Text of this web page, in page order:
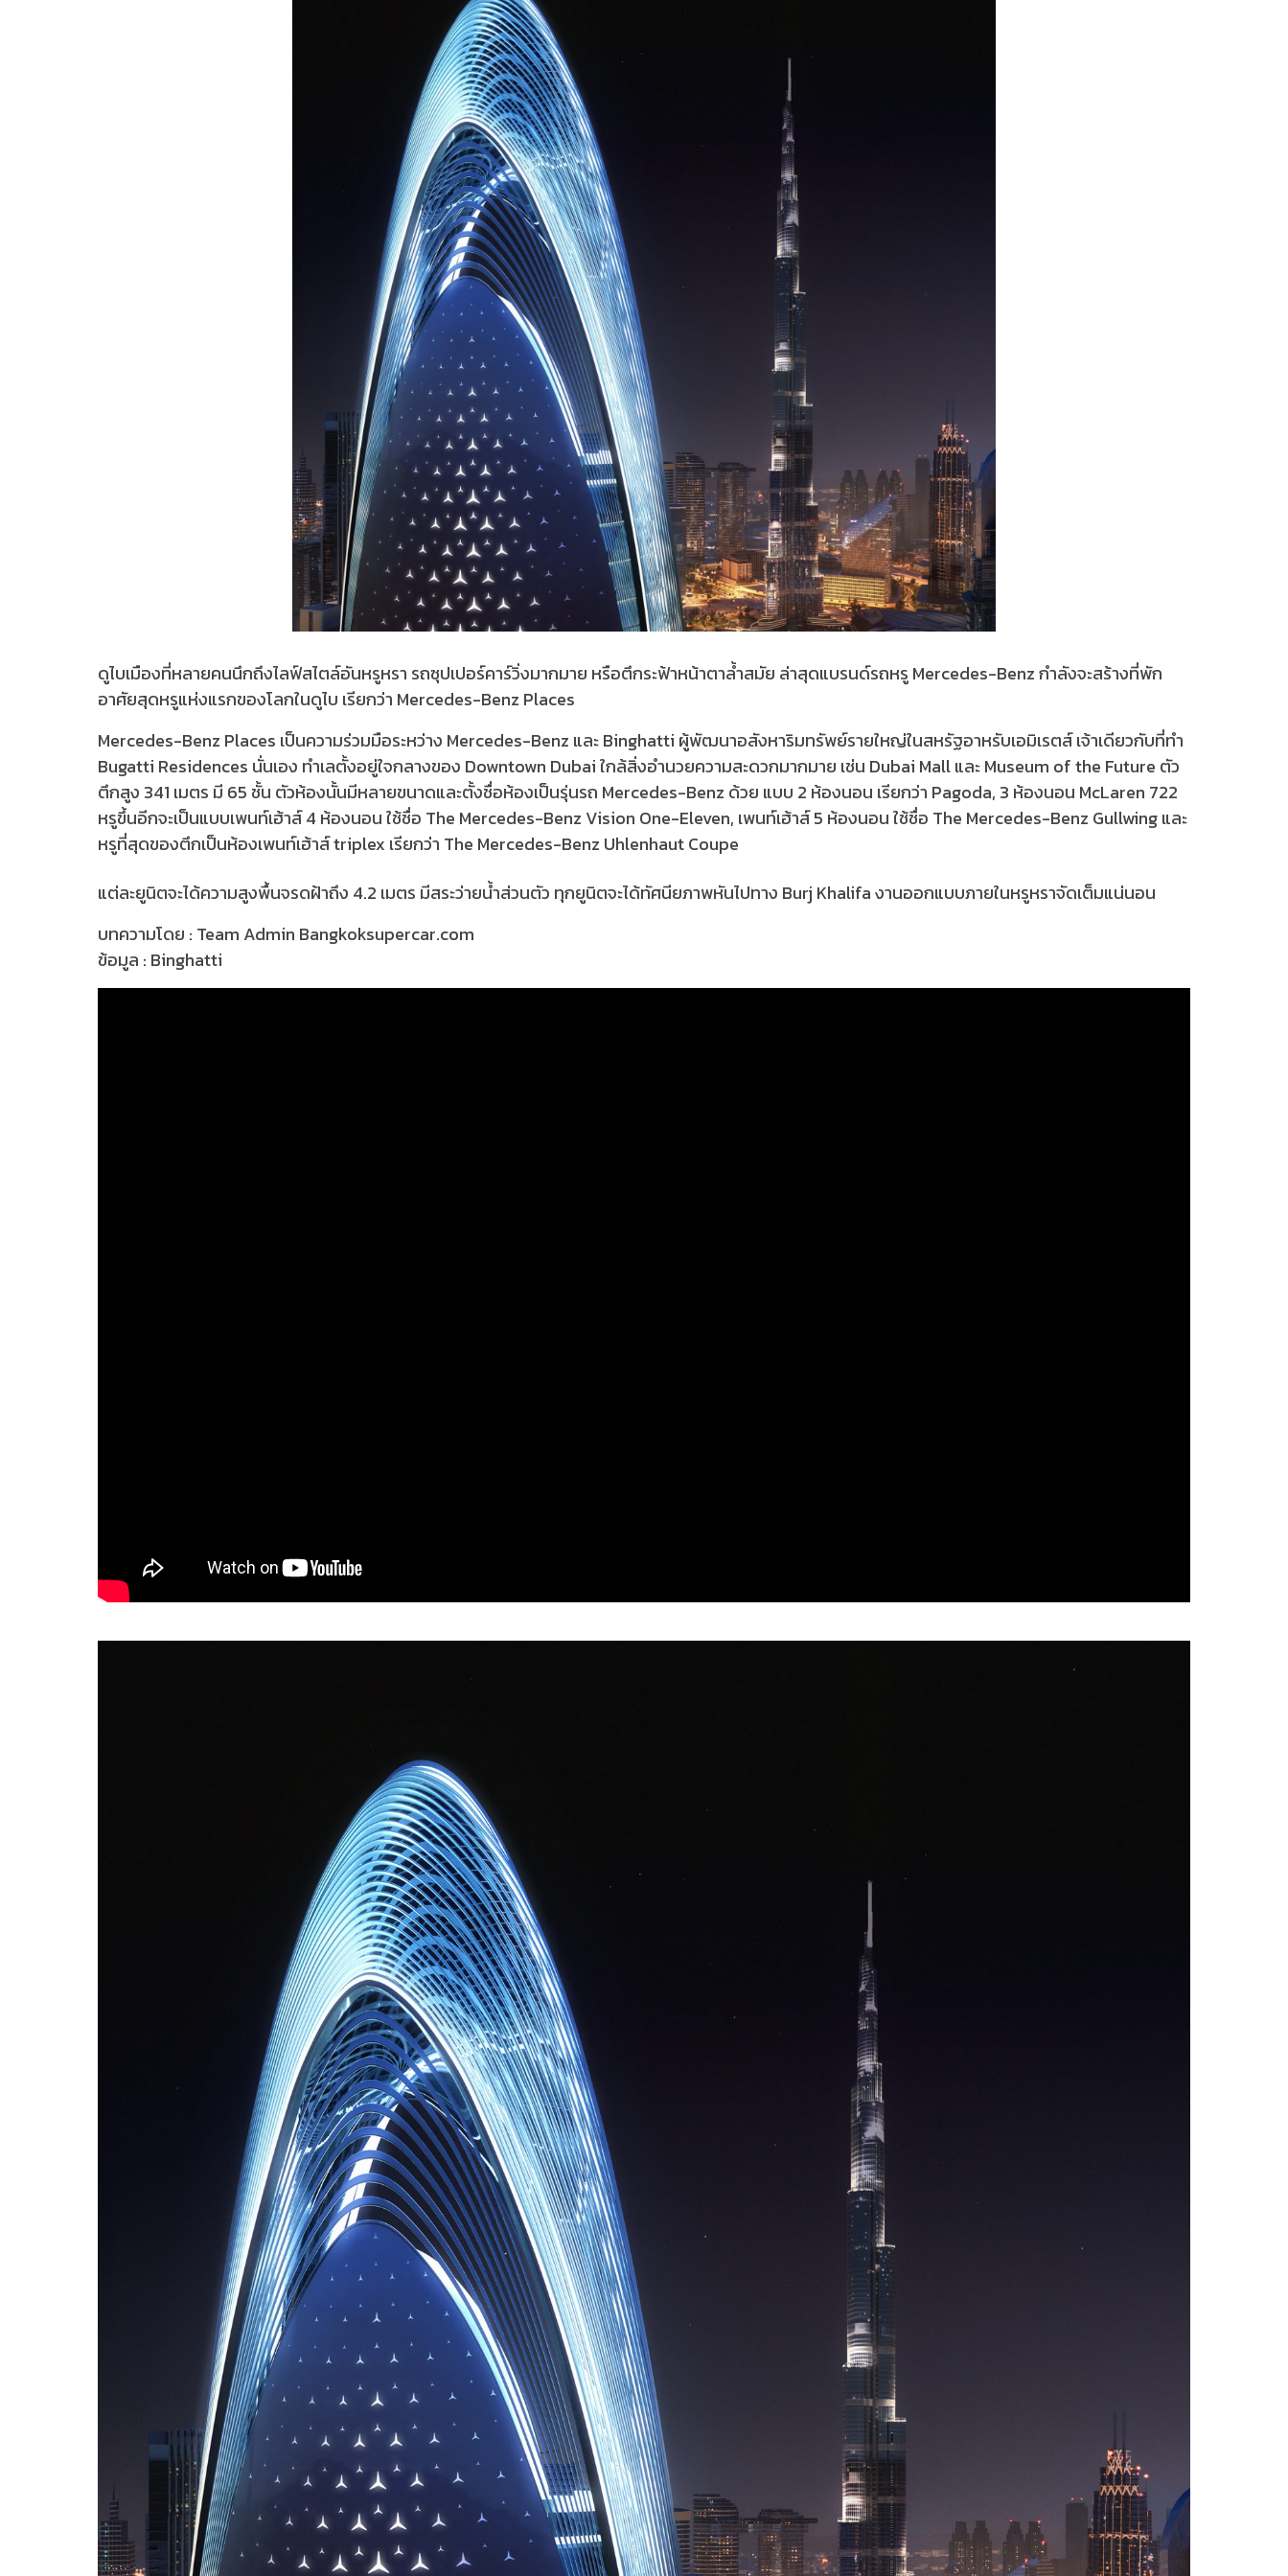
ดูไบเมืองที่หลายคนนึกถึงไลฟ์สไตล์อันหรูหรา รถซุปเปอร์คาร์วิ่งมากมาย หรือตึกระฟ้าหน้าตาล้ำสมัย ล่าสุดแบรนด์รถหรู Mercedes-Benz กำลังจะสร้างที่พัก
อาศัยสุดหรูแห่งแรกของโลกในดูไบ เรียกว่า Mercedes-Benz Places
Mercedes-Benz Places เป็นความร่วมมือระหว่าง Mercedes-Benz และ Binghatti ผู้พัฒนาอสังหาริมทรัพย์รายใหญ่ในสหรัฐอาหรับเอมิเรตส์ เจ้าเดียวกับที่ทำ
Bugatti Residences นั่นเอง ทำเลตั้งอยู่ใจกลางของ Downtown Dubai ใกล้สิ่งอำนวยความสะดวกมากมาย เช่น Dubai Mall และ Museum of the Future ตัว
ตึกสูง 341 เมตร มี 65 ชั้น ตัวห้องนั้นมีหลายขนาดและตั้งชื่อห้องเป็นรุ่นรถ Mercedes-Benz ด้วย แบบ 2 ห้องนอน เรียกว่า Pagoda, 3 ห้องนอน McLaren 722
หรูขึ้นอีกจะเป็นแบบเพนท์เฮ้าส์ 4 ห้องนอน ใช้ชื่อ The Mercedes-Benz Vision One-Eleven, เพนท์เฮ้าส์ 5 ห้องนอน ใช้ชื่อ The Mercedes-Benz Gullwing และ
หรูที่สุดของตึกเป็นห้องเพนท์เฮ้าส์ triplex เรียกว่า The Mercedes-Benz Uhlenhaut Coupe
แต่ละยูนิตจะได้ความสูงพื้นจรดฝ้าถึง 4.2 เมตร มีสระว่ายน้ำส่วนตัว ทุกยูนิตจะได้ทัศนียภาพหันไปทาง Burj Khalifa งานออกแบบภายในหรูหราจัดเต็มแน่นอน
บทความโดย : Team Admin Bangkoksupercar.com
ข้อมูล : Binghatti